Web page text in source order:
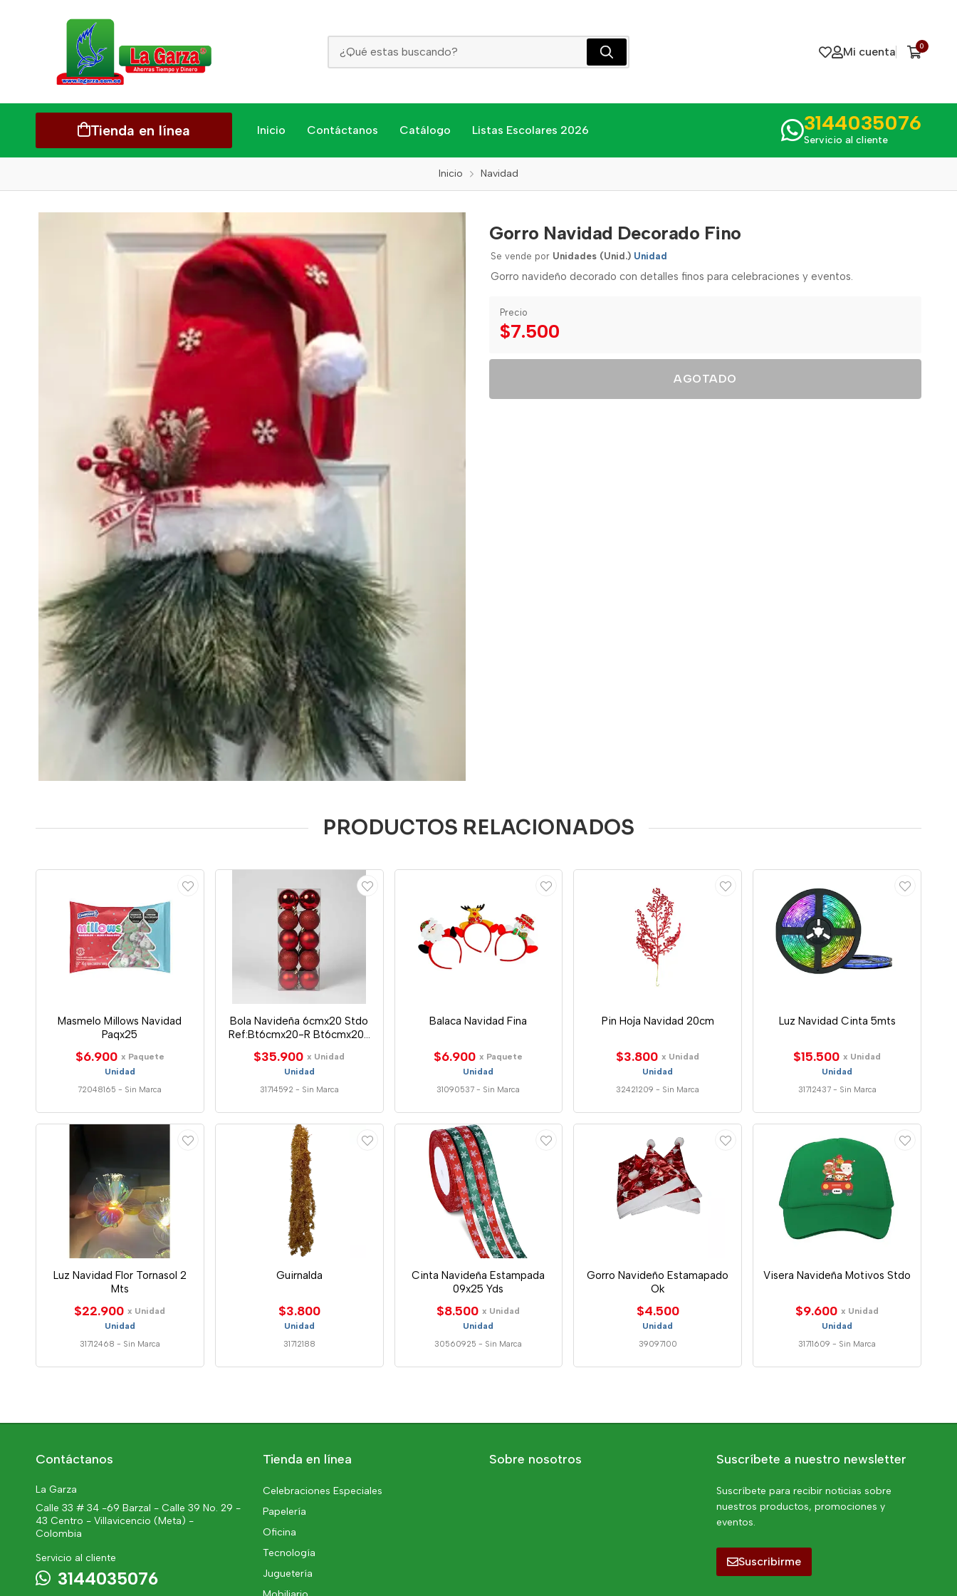
Mi cuenta 0
Tienda en línea Inicio Contáctanos Catálogo Listas Escolares 2026 3144035076
Servicio al cliente
Inicio Navidad
Gorro Navidad Decorado Fino
Se vende por Unidades (Unid.) Unidad
Gorro navideño decorado con detalles finos para celebraciones y eventos.
Precio
$7.500
AGOTADO
PRODUCTOS RELACIONADOS
Masmelo Millows Navidad
Paqx25
$6.900 x Paquete
Unidad
72048165 - Sin Marca
Bola Navideña 6cmx20 Stdo
Ref:Bt6cmx20-R Bt6cmx20-
$35.900 x Unidad
Unidad
31714592 - Sin Marca
Balaca Navidad Fina
$6.900 x Paquete
Unidad
31090537 - Sin Marca
Pin Hoja Navidad 20cm
$3.800 x Unidad
Unidad
32421209 - Sin Marca
Luz Navidad Cinta 5mts
$15.500 x Unidad
Unidad
31712437 - Sin Marca
Luz Navidad Flor Tornasol 2
Mts
$22.900 x Unidad
Unidad
31712468 - Sin Marca
Guirnalda
$3.800
Unidad
31712188
Cinta Navideña Estampada
09x25 Yds
$8.500 x Unidad
Unidad
30560925 - Sin Marca
Gorro Navideño Estamapado
Ok
$4.500
Unidad
39097100
Visera Navideña Motivos Stdo
$9.600 x Unidad
Unidad
31711609 - Sin Marca
Contáctanos
La Garza
Calle 33 # 34 -69 Barzal - Calle 39 No. 29 -
43 Centro - Villavicencio (Meta) -
Colombia
Servicio al cliente
3144035076
Tienda en línea
Celebraciones Especiales
Papelería
Oficina
Tecnología
Juguetería
Sobre nosotros Suscríbete a nuestro newsletter
Suscríbete para recibir noticias sobre
nuestros productos, promociones y
eventos.
Suscribirme